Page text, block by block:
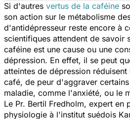
Si d'autres vertus de la caféine
son action sur le métabolisme
d'antidépresseur reste encore à
scientifiques attendent de savoir
caféine est une cause ou une
dépression. En effet, il se peut
atteintes de dépression
café, de peur d'aggraver
maladie, comme l'anxiété, ou le
Le Pr. Bertil Fredholm, expert en
physiologie à l'institut suédois